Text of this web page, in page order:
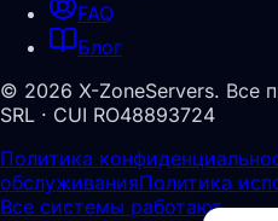
FAQ
Блог
© 2026 X-ZoneServers. Все
SRL · CUI RO48893724
Политика
обслуживанияПолитика
Все системы работают